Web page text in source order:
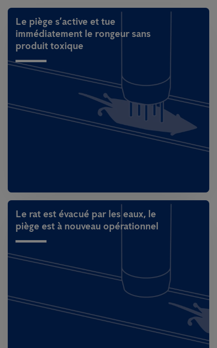
Le piège s’active et tue
immédiatement le rongeur sans
produit toxique
Le rat est évacué par les eaux, le
piège est à nouveau opérationnel